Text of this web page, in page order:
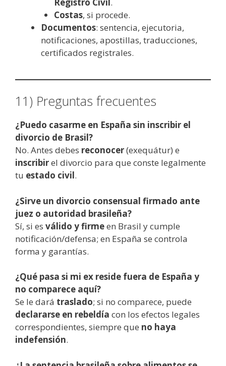
Costas, si procede.
Documentos: sentencia, ejecutoria,
notificaciones, apostillas, traducciones,
certificados registrales.
11) Preguntas frecuentes
¿Puedo casarme en España sin inscribir el
divorcio de Brasil?
No. Antes debes reconocer(exequátur) e
inscribirel divorcio para que conste legalmente
tu estado civil.
¿Sirve un divorcio consensual firmado ante
juez o autoridad brasileña?
Sí, si es válido y firmeen Brasil y cumple
notificación/defensa; en España se controla
forma y garantías.
¿Qué pasa si mi ex reside fuera de España y
no comparece aquí?
Se le dará traslado; si no comparece, puede
declararse en rebeldía con los efectos legales
correspondientes, siempre que no haya
indefensión.